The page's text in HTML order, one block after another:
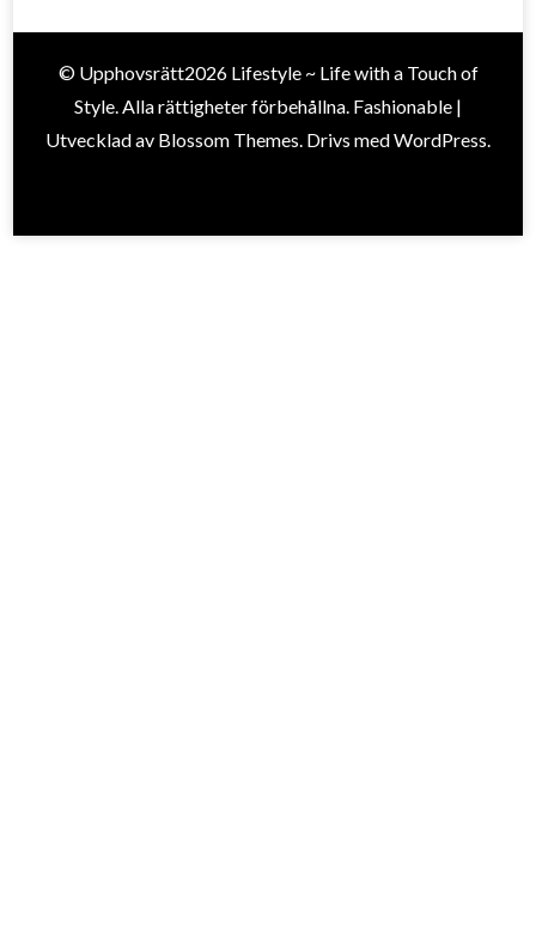
© Upphovsrätt2026 Lifestyle ~ Life with a Touch of
Style . Alla rättigheter förbehållna. Fashionable |
Utvecklad av Blossom Themes . Drivs medWordPress